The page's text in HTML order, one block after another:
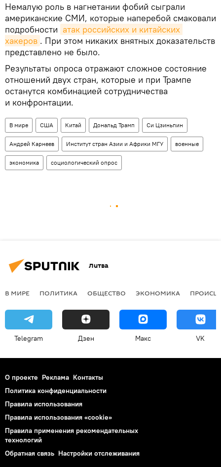
Немалую роль в нагнетании фобий сыграли
американские СМИ, которые наперебой смаковали
подробности атак российских и китайских
хакеров . При этом никаких внятных доказательств
представлено не было.
Результаты опроса отражают сложное состояние
отношений двух стран, которые и при Трампе
останутся комбинацией сотрудничества
и конфронтации.
В мире США Китай Дональд Трамп Си Цзиньпин
Андрей Карнеев Институт стран Азии и Африки МГУ военные
экономика социологический опрос
Литва
В МИРЕ ПОЛИТИКА ОБЩЕСТВО ЭКОНОМИКА
Telegram Дзен Макс VK
О проекте Реклама Контакты
Политика конфиденциальности
Правила использования
Правила использования «cookie»
Правила применения рекомендательных
технологий
Обратная связь Настройки отслеживания